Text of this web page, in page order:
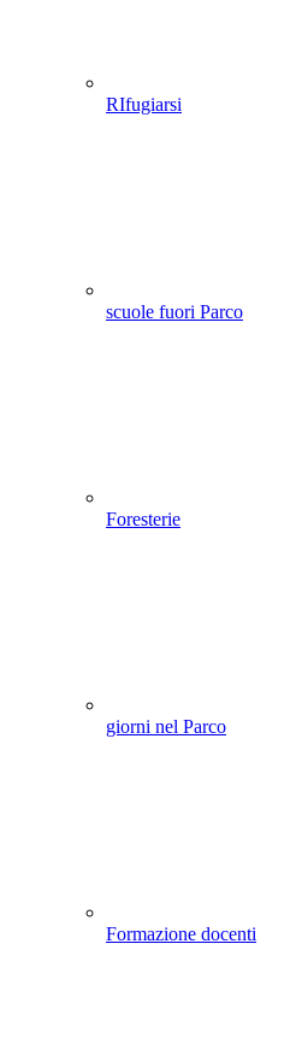
RIfugiarsi
scuole fuori Parco
Foresterie
giorni nel Parco
Formazione docenti